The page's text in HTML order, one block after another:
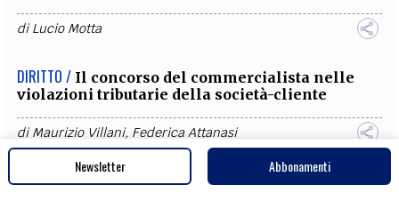
diLucio Motta
DIRITTO / Il concorso del commercialista nelle
violazioni tributarie della società-cliente
diMaurizio Villani, Federica Attanasi
DIRITTO / Eigentumsgarantie - Garanzia della
Newsletter Abbonamenti